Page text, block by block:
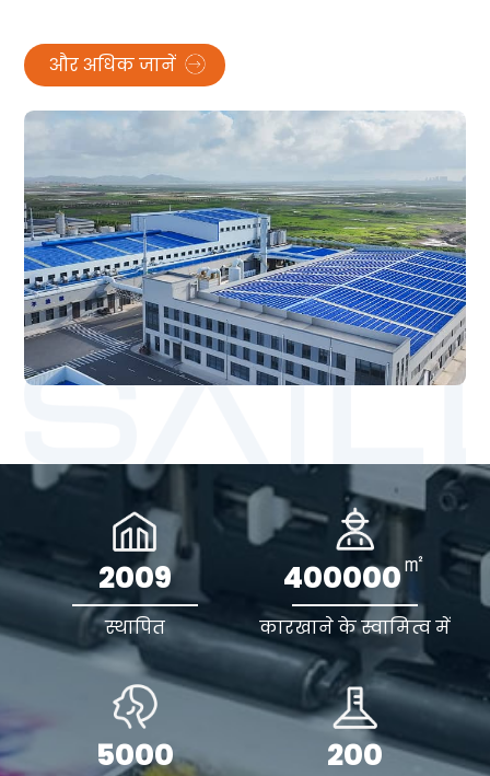
और अधिक जानें
2009
स्थापित
400000㎡
कारखाने के स्वामित्व में
5000 200